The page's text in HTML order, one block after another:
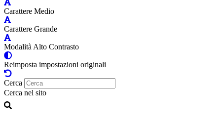
Carattere Medio
Carattere Grande
Modalità Alto Contrasto
Reimposta impostazioni originali
Cerca
Cerca nel sito